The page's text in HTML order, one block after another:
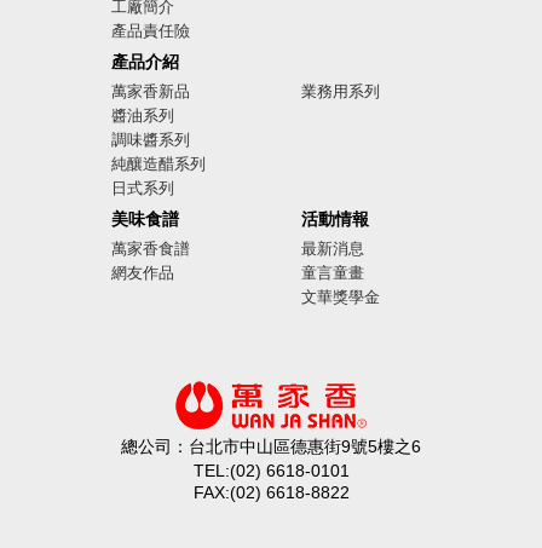
工廠簡介
產品責任險
廣告影音
產品介紹
萬家香新品
醬油系列
調味醬系列
純釀造醋系列
日式系列
業務用系列
美味食譜
萬家香食譜
網友作品
活動情報
最新消息
童言童畫
文華獎學金
總公司：台北市中山區德惠街9號5樓之6
TEL:(02) 6618-0101
FAX:(02) 6618-8822